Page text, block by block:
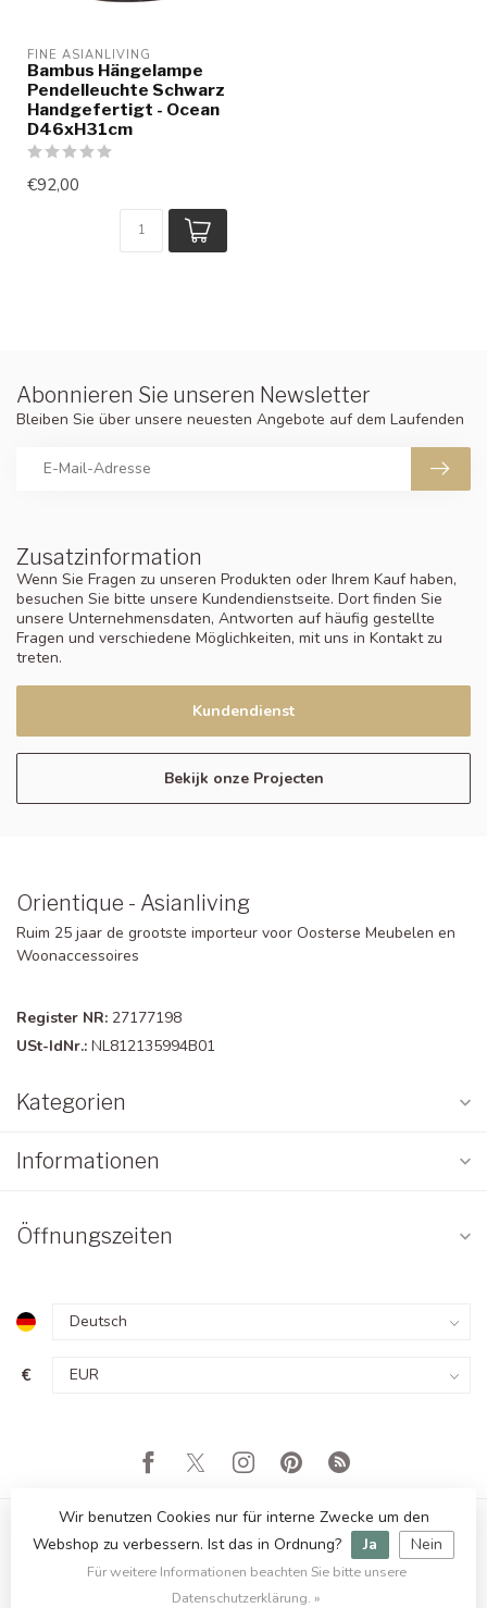
FINE ASIANLIVING
Bambus Hängelampe
Pendelleuchte Schwarz
Handgefertigt - Ocean
D46xH31cm
€92,00
Zusatzinformation
Wenn Sie Fragen zu unseren Produkten oder Ihrem Kauf haben,
besuchen Sie bitte unsere Kundendienstseite. Dort finden Sie
unsere Unternehmensdaten, Antworten auf häufig gestellte
Fragen und verschiedene Möglichkeiten, mit uns in Kontakt zu
treten.
Kundendienst
Bekijk onze Projecten
Abonnieren Sie unseren Newsletter
Bleiben Sie über unsere neuesten Angebote auf dem Laufenden
Orientique - Asianliving
Ruim 25 jaar de grootste importeur voor Oosterse Meubelen en
Woonaccessoires
Register NR: 27177198
USt-IdNr.: NL812135994B01
Kategorien
Informationen
Öffnungszeiten
€
© Copyright 2026 Orientique - Asianliving
Wir benutzen Cookies nur für interne Zwecke um den
Webshop zu verbessern. Ist das in Ordnung?
Ja Nein
Für weitere Informationen beachten Sie bitte unsere
Datenschutzerklärung. »